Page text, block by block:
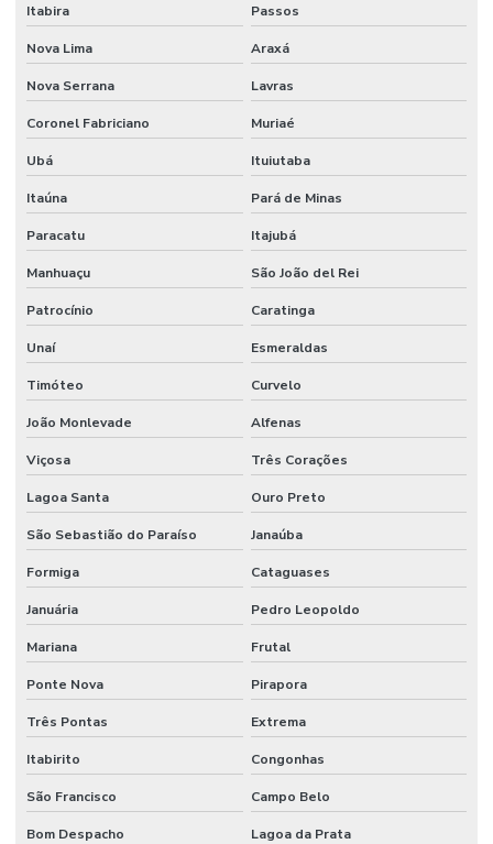
Manutenção De Edifícios
Manutenção De Espaços E Limpeza Segura
Manutenção De Iluminação De Edifícios
Manutenção De Impermeabilização Predial
Manutenção De Jardins E Limpeza
Manutenção De Sistemas Elétricos
Manutenção De Sistemas Elétricos E Hidráulicos
Manutenção De Sistemas Elétricos Prediais
Manutenção De Sistemas Hidráulicos
Manutenção E Limpeza Industrial
Manutenção E Reparo De Edificações
Manutenção elétrica preventiva
Manutenção de equipamentos industriais
Manutenção de estações de tratamento de água
Manutenção e gestão de instalações comerciais
Manutenção industrial
Manutenção de infraestrutura empresarial
Manutenção de instalações elétricas industriais
Itabira Passos
Nova Lima Araxá
Nova Serrana Lavras
Coronel Fabriciano Muriaé
Ubá Ituiutaba
Itaúna Pará de Minas
Paracatu Itajubá
Manhuaçu São João del Rei
Patrocínio Caratinga
Unaí Esmeraldas
Timóteo Curvelo
João Monlevade Alfenas
Viçosa Três Corações
Lagoa Santa Ouro Preto
São Sebastião do Paraíso Janaúba
Formiga Cataguases
Januária Pedro Leopoldo
Mariana Frutal
Ponte Nova Pirapora
Três Pontas Extrema
Itabirito Congonhas
São Francisco Campo Belo
Bom Despacho Lagoa da Prata